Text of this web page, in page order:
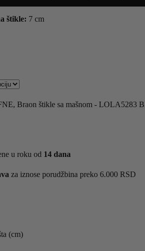
štikle: 7 cm
Braon štikle sa mašnom - LOLA5283
u roku od 14 dana
za iznose porudžbina preko 6.000 RSD
(cm)